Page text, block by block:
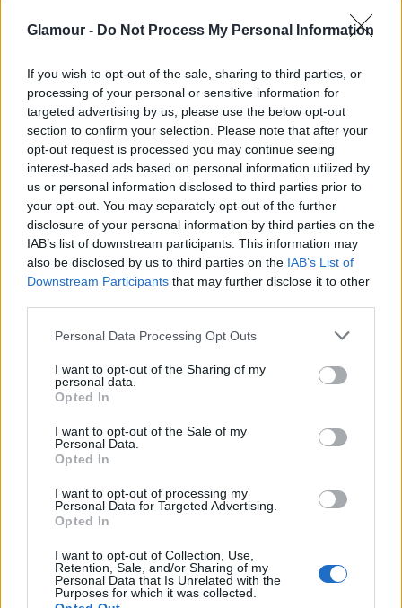
Glamour - Do Not Process My Personal Information
If you wish to opt-out of the sale, sharing to third parties, or
processing of your personal or sensitive information for
targeted advertising by us, please use the below opt-out
section to confirm your selection. Please note that after your
opt-out request is processed you may continue seeing
interest-based ads based on personal information utilized by
us or personal information disclosed to third parties prior to
your opt-out. You may separately opt-out of the further
disclosure of your personal information by third parties on the
IAB’s list of downstream participants. This information may
also be disclosed by us to third parties on the IAB’s List of
Downstream Participants that may further disclose it to other
Please note that this website/app uses one or more Google
not limited to your visit or usage behaviour. You may click to
grant or deny consent to Google and its third-party tags to
use your data for below specified purposes in below Google
consent section.
Personal Data Processing Opt Outs
I want to opt-out of the Sharing of my
personal data.
Opted In
I want to opt-out of the Sale of my
Personal Data.
Opted In
I want to opt-out of processing my
Personal Data for Targeted Advertising.
Opted In
I want to opt-out of Collection, Use,
Retention, Sale, and/or Sharing of my
Personal Data that Is Unrelated with the
Purposes for which it was collected.
Most meg én vagyok az a pasi,
azt gondoltam, hogy én nem
fogok megnősülni. Dolgozom,
szuper barátaim vannak, az
életem teljes, remekül vagyok.
Fogalmam sem volt róla, milyen
üres az életem addig, amíg meg
nem ismertem Amalt. Akkor
minden megváltozott. És
rájöttem, hogy igazából egy nagy
üresség voltam. Korábban sosem
éreztem, hogy egy másik ember
élete fontosabb a sajátoménál is.
És azóta lett még két apró személy
is az életünkben.˝